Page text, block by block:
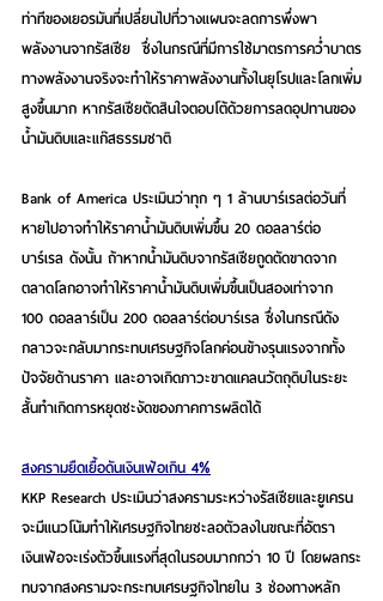
ท่าทีของเยอรมันที่เปลี่ยนไปที่วางแผนจะลดการพึ่งพา
พลังงานจากรัสเซีย  ซึ่งในกรณีที่มีการใช้มาตรการคว่ำบาตร
ทางพลังงานจริงจะทำให้ราคาพลังงานทั้งในยุโรปและโลกเพิ่ม
สูงขึ้นมาก หากรัสเซียตัดสินใจตอบโต้ด้วยการลดอุปทานของ
น้ำมันดิบและแก๊สธรรมชาติ
Bank of America ประเมินว่าทุก ๆ 1 ล้านบาร์เรลต่อวันที่
หายไปอาจทำให้ราคาน้ำมันดิบเพิ่มขึ้น 20 ดอลลาร์ต่อ
บาร์เรล ดังนั้น ถ้าหากน้ำมันดิบจากรัสเซียถูดตัดขาดจาก
ตลาดโลกอาจทำให้ราคาน้ำมันดิบเพิ่มขึ้นเป็นสองเท่าจาก
100 ดอลลาร์เป็น 200 ดอลลาร์ต่อบาร์เรล ซึ่งในกรณีดัง
กลาวจะกลับมากระทบเศรษฐกิจโลกค่อนข้างรุนแรงจากทั้ง
ปัจจัยด้านราคา และอาจเกิดภาวะขาดแคลนวัตถุดิบในระยะ
สั้นทำเกิดการหยุดชะงัดของภาคการผลิตได้
สงครามยืดเยื้อดันเงินเฟ้อเกิน 4%
KKP Research ประเมินว่าสงครามระหว่างรัสเซียและยูเครน
จะมีแนวโน้มทำให้เศรษฐกิจไทยชะลอตัวลงในขณะที่อัตรา
เงินเฟ้อจะเร่งตัวขึ้นแรงที่สุดในรอบมากกว่า 10 ปี โดยผลกระ
ทบจากสงครามจะกระทบเศรษฐกิจไทยใน 3 ช่องทางหลัก